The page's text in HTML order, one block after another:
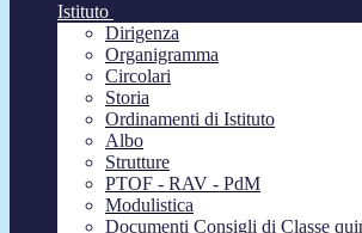
Istituto
Dirigenza
Organigramma
Circolari
Storia
Ordinamenti di Istituto
Albo
Strutture
PTOF - RAV - PdM
Modulistica
Documenti Consigli di Classe